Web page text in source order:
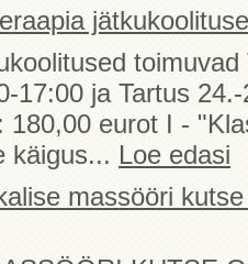
toimuvad
17:00 ja Tartus
180,00 eurot I -
käigus... Loe edasi
massööri